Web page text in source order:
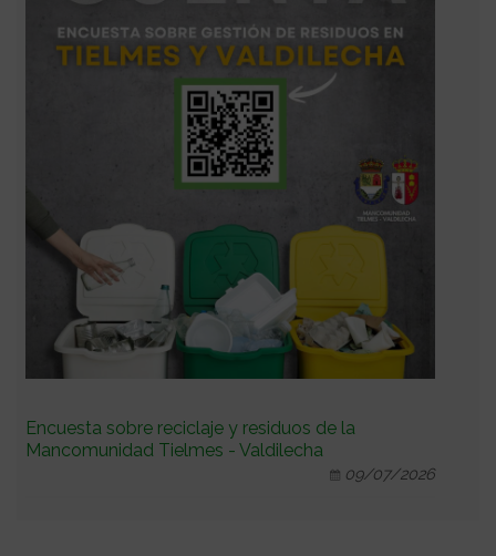
Encuesta sobre reciclaje y residuos de la
Mancomunidad Tielmes - Valdilecha
09/07/2026